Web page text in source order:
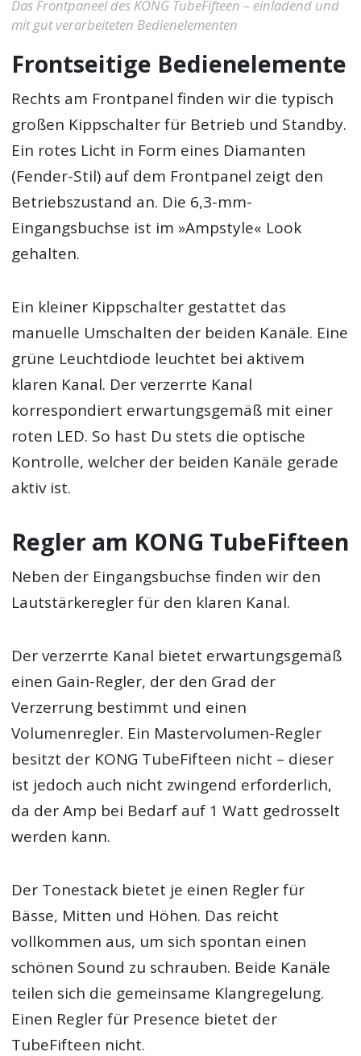
Das Frontpaneel des KONG TubeFifteen – einladend und
mit gut verarbeiteten Bedienelementen
Frontseitige Bedienelemente
Rechts am Frontpanel finden wir die typisch
großen Kippschalter für Betrieb und Standby.
Ein rotes Licht in Form eines Diamanten
(Fender-Stil) auf dem Frontpanel zeigt den
Betriebszustand an. Die 6,3-mm-
Eingangsbuchse ist im »Ampstyle« Look
gehalten.
Ein kleiner Kippschalter gestattet das
manuelle Umschalten der beiden Kanäle. Eine
grüne Leuchtdiode leuchtet bei aktivem
klaren Kanal. Der verzerrte Kanal
korrespondiert erwartungsgemäß mit einer
roten LED. So hast Du stets die optische
Kontrolle, welcher der beiden Kanäle gerade
aktiv ist.
Regler am KONG TubeFifteen
Neben der Eingangsbuchse finden wir den
Lautstärkeregler für den klaren Kanal.
Der verzerrte Kanal bietet erwartungsgemäß
einen Gain-Regler, der den Grad der
Verzerrung bestimmt und einen
Volumenregler. Ein Mastervolumen-Regler
besitzt der KONG TubeFifteen nicht – dieser
ist jedoch auch nicht zwingend erforderlich,
da der Amp bei Bedarf auf 1 Watt gedrosselt
werden kann.
Der Tonestack bietet je einen Regler für
Bässe, Mitten und Höhen. Das reicht
vollkommen aus, um sich spontan einen
schönen Sound zu schrauben. Beide Kanäle
teilen sich die gemeinsame Klangregelung.
Einen Regler für Presence bietet der
TubeFifteen nicht.